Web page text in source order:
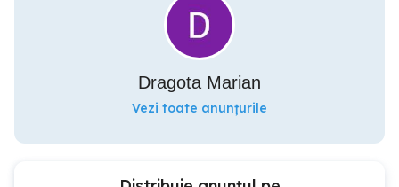
Dragota Marian
Vezi toate anunțurile